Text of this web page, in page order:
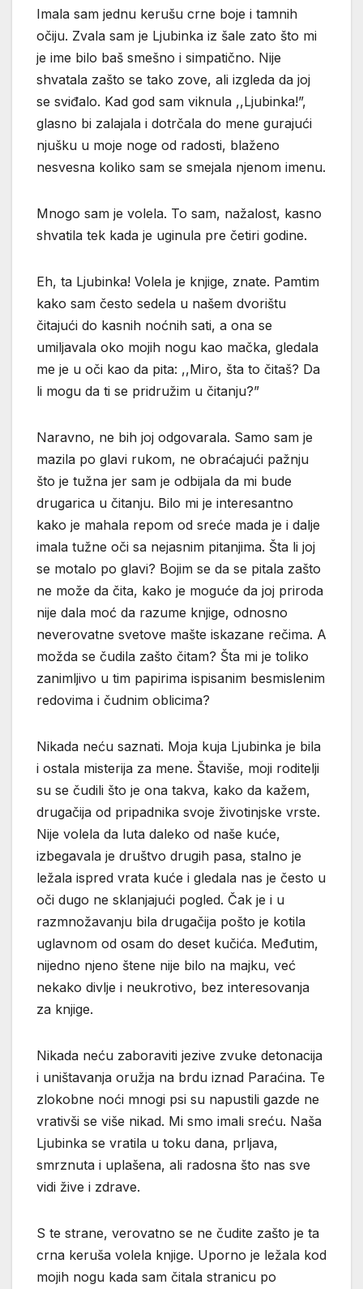
Imala sam jednu kerušu crne boje i tamnih
očiju. Zvala sam je Ljubinka iz šale zato što mi
je ime bilo baš smešno i simpatično. Nije
shvatala zašto se tako zove, ali izgleda da joj
se sviđalo. Kad god sam viknula ,,Ljubinka!”,
glasno bi zalajala i dotrčala do mene gurajući
njušku u moje noge od radosti, blaženo
nesvesna koliko sam se smejala njenom imenu.
Mnogo sam je volela. To sam, nažalost, kasno
shvatila tek kada je uginula pre četiri godine.
Eh, ta Ljubinka! Volela je knjige, znate. Pamtim
kako sam često sedela u našem dvorištu
čitajući do kasnih noćnih sati, a ona se
umiljavala oko mojih nogu kao mačka, gledala
me je u oči kao da pita: ,,Miro, šta to čitaš? Da
li mogu da ti se pridružim u čitanju?”
Naravno, ne bih joj odgovarala. Samo sam je
mazila po glavi rukom, ne obraćajući pažnju
što je tužna jer sam je odbijala da mi bude
drugarica u čitanju. Bilo mi je interesantno
kako je mahala repom od sreće mada je i dalje
imala tužne oči sa nejasnim pitanjima. Šta li joj
se motalo po glavi? Bojim se da se pitala zašto
ne može da čita, kako je moguće da joj priroda
nije dala moć da razume knjige, odnosno
neverovatne svetove mašte iskazane rečima. A
možda se čudila zašto čitam? Šta mi je toliko
zanimljivo u tim papirima ispisanim besmislenim
redovima i čudnim oblicima?
Nikada neću saznati. Moja kuja Ljubinka je bila
i ostala misterija za mene. Štaviše, moji roditelji
su se čudili što je ona takva, kako da kažem,
drugačija od pripadnika svoje životinjske vrste.
Nije volela da luta daleko od naše kuće,
izbegavala je društvo drugih pasa, stalno je
ležala ispred vrata kuće i gledala nas je često u
oči dugo ne sklanjajući pogled. Čak je i u
razmnožavanju bila drugačija pošto je kotila
uglavnom od osam do deset kučića. Međutim,
nijedno njeno štene nije bilo na majku, već
nekako divlje i neukrotivo, bez interesovanja
za knjige.
Nikada neću zaboraviti jezive zvuke detonacija
i uništavanja oružja na brdu iznad Paraćina. Te
zlokobne noći mnogi psi su napustili gazde ne
vrativši se više nikad. Mi smo imali sreću. Naša
Ljubinka se vratila u toku dana, prljava,
smrznuta i uplašena, ali radosna što nas sve
vidi žive i zdrave.
S te strane, verovatno se ne čudite zašto je ta
crna keruša volela knjige. Uporno je ležala kod
mojih nogu kada sam čitala stranicu po